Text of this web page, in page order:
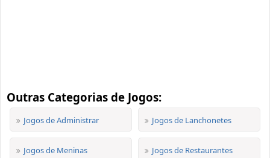
Outras Categorias de Jogos:
Jogos de Administrar Jogos de Lanchonetes
Jogos de Meninas Jogos de Restaurantes